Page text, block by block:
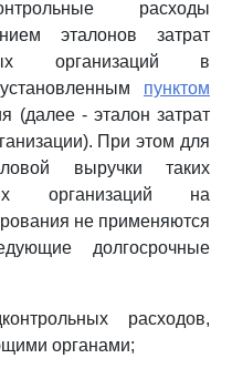
расходы
эталонов затрат
организаций в
пунктом
(далее - эталон затрат
При этом для
выручки таких
организаций на
не применяются
долгосрочные
расходов,
органами;